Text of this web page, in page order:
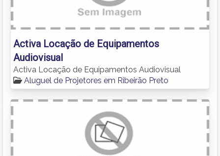
Activa Locação de Equipamentos
Audiovisual
Activa Locação de Equipamentos Audiovisual
Aluguel de Projetores em Ribeirão Preto